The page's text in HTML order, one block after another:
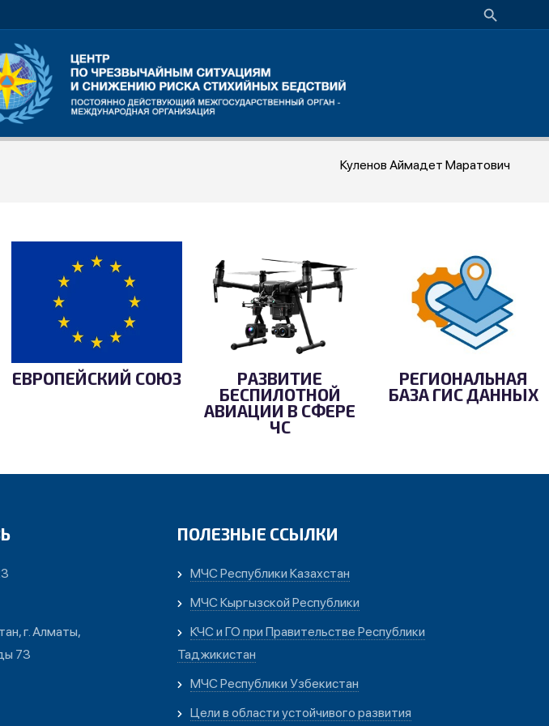
Куленов Аймадет Маратович
ЕВРОПЕЙСКИЙ СОЮЗ
РАЗВИТИЕ
БЕСПИЛОТНОЙ
АВИАЦИИ В СФЕРЕ
ЧС
РЕГИОНАЛЬНАЯ
БАЗА ГИС ДАННЫХ
г. Алматы,
73
ПОЛЕЗНЫЕ ССЫЛКИ
МЧС Республики Казахстан
МЧС Кыргызской Республики
КЧС и ГО при Правительстве Республики
Таджикистан
МЧС Республики Узбекистан
Цели в области устойчивого развития